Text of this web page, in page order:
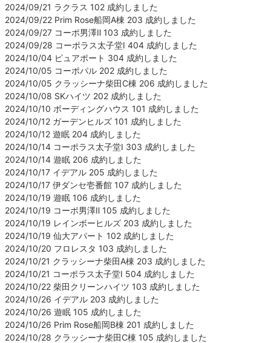
2024/09/21 ラクラス 102 成約しました
2024/09/22 Prim Rose船岡A棟 203 成約しました
2024/09/27 コーポ男澤Ⅱ 103 成約しました
2024/09/28 コーポラス太子堂Ⅰ 404 成約しました
2024/10/04 ピュアポート 304 成約しました
2024/10/05 コーポパル 202 成約しました
2024/10/05 クラッシーナ柴田C棟 206 成約しました
2024/10/08 SKハイツ 202 成約しました
2024/10/10 ボーディングハウス 101 成約しました
2024/10/12 ガーデンヒルズ 101 成約しました
2024/10/12 遊眠 204 成約しました
2024/10/14 コーポラス太子堂Ⅰ 303 成約しました
2024/10/14 遊眠 206 成約しました
2024/10/17 イデアル 205 成約しました
2024/10/17 伊ダンセ壱番館 107 成約しました
2024/10/19 遊眠 106 成約しました
2024/10/19 コーポ男澤Ⅱ 105 成約しました
2024/10/19 レインボーヒルズ 203 成約しました
2024/10/19 仙大アパート 102 成約しました
2024/10/20 フロレスタ 103 成約しました
2024/10/21 クラッシーナ柴田A棟 203 成約しました
2024/10/21 コーポラス太子堂Ⅰ 504 成約しました
2024/10/22 柴田クリーンハイツ 103 成約しました
2024/10/26 イデアル 203 成約しました
2024/10/26 遊眠 105 成約しました
2024/10/26 Prim Rose船岡B棟 201 成約しました
2024/10/28 クラッシーナ柴田C棟 105 成約しました